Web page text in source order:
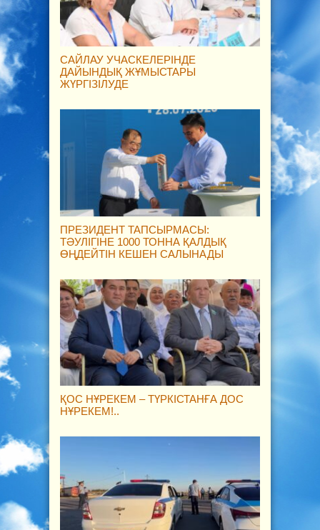
САЙЛАУ УЧАСКЕЛЕРІНДЕ
ДАЙЫНДЫҚ ЖҰМЫСТАРЫ
ЖҮРГІЗІЛУДЕ
ПРЕЗИДЕНТ ТАПСЫРМАСЫ:
ТӘУЛІГІНЕ 1000 ТОННА ҚАЛДЫҚ
ӨҢДЕЙТІН КЕШЕН САЛЫНАДЫ
ҚОС НҰРЕКЕМ – ТҮРКІСТАНҒА ДОС
НҰРЕКЕМ!..